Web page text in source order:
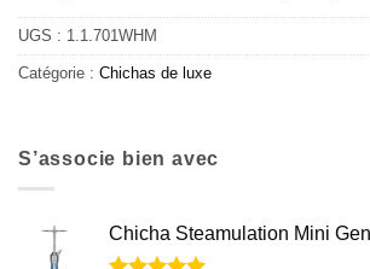
UGS : 1.1.701WHM
Catégorie : Chichas de luxe
S’associe bien avec
Chicha Steamulation Mini